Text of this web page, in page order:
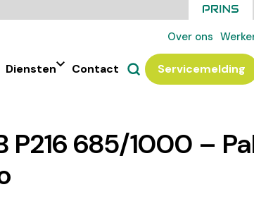
Over ons
Diensten Contact Servicemelding
P216 685/1000 –